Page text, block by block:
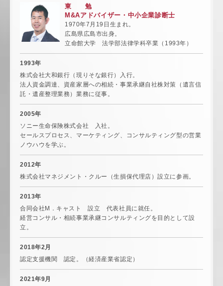
東 勉
M&Aアドバイザー・中小企業診断士
1970年7月19日生まれ。
広島県広島市出身。
立命館大学 法学部法律学科卒業（1993年）
1993年
株式会社大和銀行（現りそな銀行）入行。
法人資金調達、資産家層への相続・事業承継自社株対策（遺言信
託・遺産整理業務）業務に従事。
2005年
ソニー生命保険株式会社 入社。
セールスプロセス、マーケティング、コンサルティング型の営業
ノウハウを学ぶ。
2012年
株式会社マネジメント・クルー（生損保代理店）設立に参画。
2013年
合同会社M．キャスト 設立 代表社員に就任。
経営コンサル・相続事業承継コンサルティングを目的として設
立。
2018年2月
認定支援機関 認定。（経済産業省認定）
2021年9月